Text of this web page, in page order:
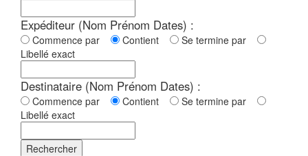
Expéditeur (Nom Prénom Dates) :
Commence par Contient
Se termine par
Libellé exact
Destinataire (Nom Prénom Dates) :
Commence par Contient
Se termine par
Libellé exact
Rechercher